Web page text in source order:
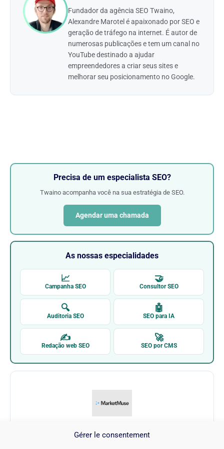
Gérer le consentement
Fundador da agência SEO Twaino,
Alexandre Marotel é apaixonado por SEO e
geração de tráfego na internet. É autor de
numerosas publicações e tem um canal no
YouTube destinado a ajudar
empreendedores a criar seus sites e
melhorar seu posicionamento no Google.
Precisa de um especialista SEO?
Twaino acompanha você na sua estratégia de SEO.
Agendar uma chamada
As nossas especialidades
📈
Campanha SEO
🤝
Consultor SEO
🔍
Auditoria SEO
🤖
SEO para IA
✍
Redação web SEO
🚀
SEO por CMS